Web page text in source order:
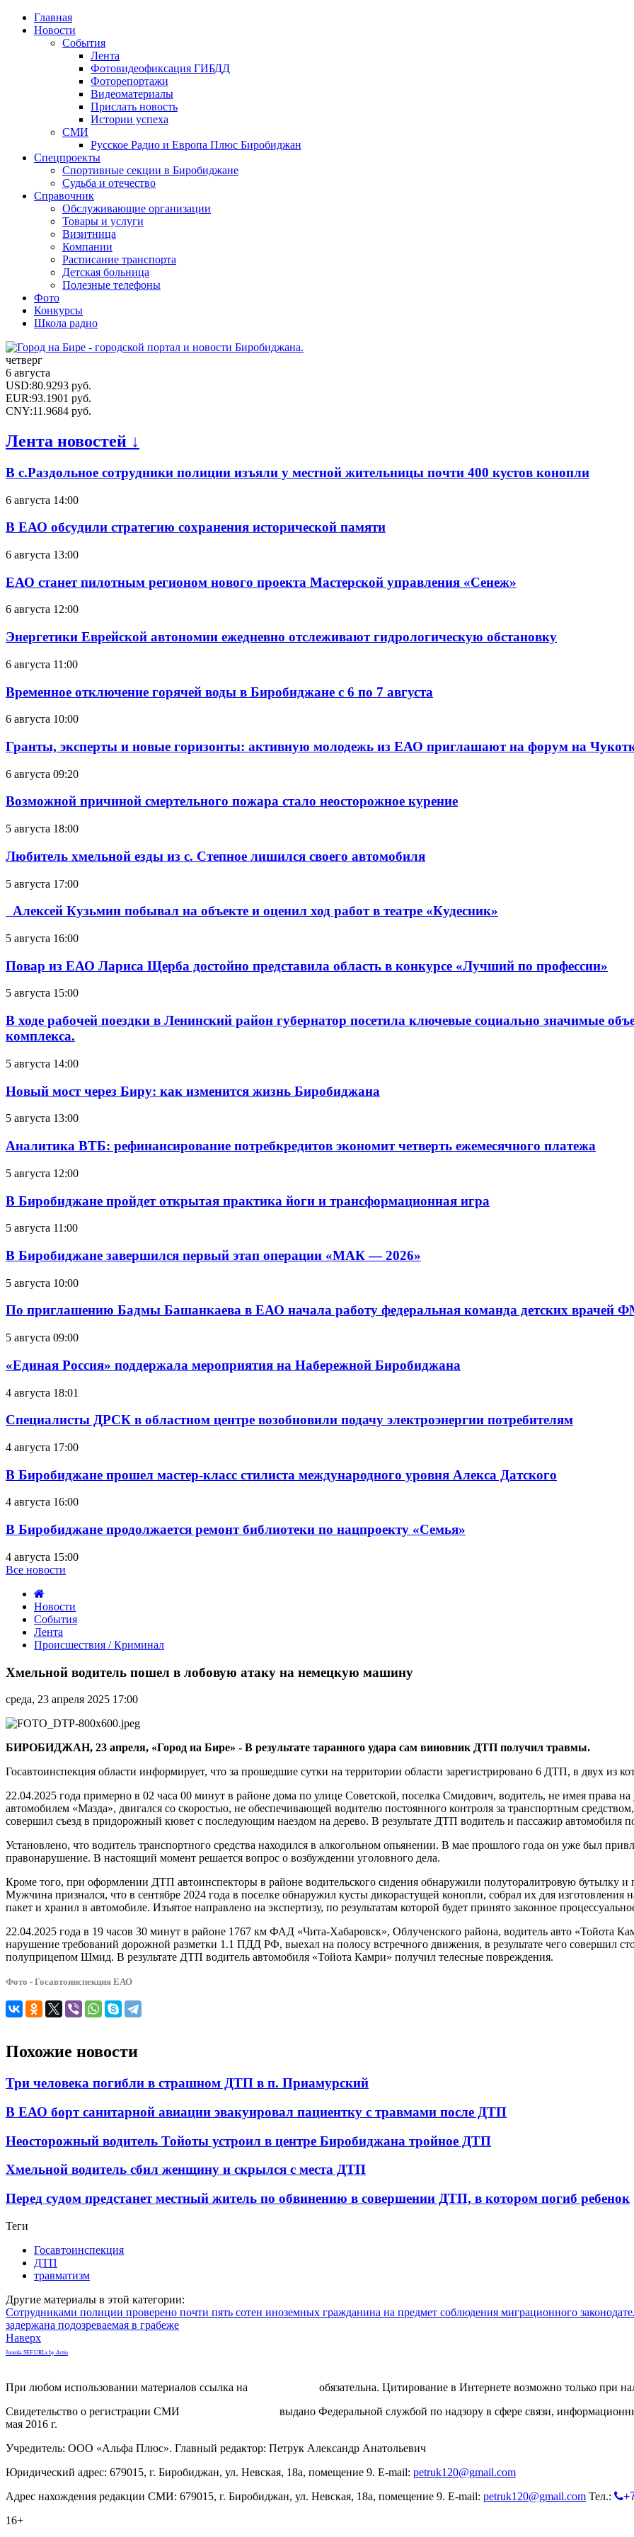
Главная
Новости
События
Лента
Фотовидеофиксация ГИБДД
Фоторепортажи
Видеоматериалы
Прислать новость
Истории успеха
СМИ
Русское Радио и Европа Плюс Биробиджан
Спецпроекты
Спортивные секции в Биробиджане
Судьба и отечество
Справочник
Обслуживающие организации
Товары и услуги
Визитница
Компании
Расписание транспорта
Детская больница
Полезные телефоны
Фото
Конкурсы
Школа радио
четверг
6 августа
USD:80.9293 руб.
EUR:93.1901 руб.
CNY:11.9684 руб.
Лента новостей ↓
В с.Раздольное сотрудники полиции изъяли у местной жительницы почти 400 кустов конопли
6 августа 14:00
В ЕАО обсудили стратегию сохранения исторической памяти
6 августа 13:00
ЕАО станет пилотным регионом нового проекта Мастерской управления «Сенеж»
6 августа 12:00
Энергетики Еврейской автономии ежедневно отслеживают гидрологическую обстановку
6 августа 11:00
Временное отключение горячей воды в Биробиджане с 6 по 7 августа
6 августа 10:00
Гранты, эксперты и новые горизонты: активную молодежь из ЕАО приглашают на форум на
6 августа 09:20
Возможной причиной смертельного пожара стало неосторожное курение
5 августа 18:00
Любитель хмельной езды из с. Степное лишился своего автомобиля
5 августа 17:00
Алексей Кузьмин побывал на объекте и оценил ход работ в театре «Кудесник»
5 августа 16:00
Повар из ЕАО Лариса Щерба достойно представила область в конкурсе «Лучший по профессии»
5 августа 15:00
В ходе рабочей поездки в Ленинский район губернатор посетила ключевые социально значимые
комплекса.
5 августа 14:00
Новый мост через Биру: как изменится жизнь Биробиджана
5 августа 13:00
Аналитика ВТБ: рефинансирование потребкредитов экономит четверть ежемесячного платежа
5 августа 12:00
В Биробиджане пройдет открытая практика йоги и трансформационная игра
5 августа 11:00
В Биробиджане завершился первый этап операции «МАК — 2026»
5 августа 10:00
По приглашению Бадмы Башанкаева в ЕАО начала работу федеральная команда детских врачей
5 августа 09:00
«Единая Россия» поддержала мероприятия на Набережной Биробиджана
4 августа 18:01
Специалисты ДРСК в областном центре возобновили подачу электроэнергии потребителям
4 августа 17:00
В Биробиджане прошел мастер-класс стилиста международного уровня Алекса Датского
4 августа 16:00
В Биробиджане продолжается ремонт библиотеки по нацпроекту «Семья»
4 августа 15:00
Все новости
Новости
События
Лента
Происшествия / Криминал
водитель
в
лобовую
атаку
немецкую
Хмельной водитель пошел в лобовую атаку на немецкую машину
среда, 23 апреля 2025 17:00
БИРОБИДЖАН, 23 апреля, «Город на Бире» - В результате таранного удара сам виновник ДТП получил травмы.
Госавтоинспекция области информирует, что за прошедшие сутки на территории области зарегистрировано 6 ДТП, в двух из
22.04.2025 года примерно в 02 часа 00 минут в районе дома по улице Советской, поселка Смидович, водитель, не имея права
автомобилем «Мазда», двигался со скоростью, не обеспечивающей водителю постоянного контроля за транспортным
совершил съезд в придорожный кювет с последующим наездом на дерево. В результате ДТП водитель и пассажир автомобиля
Установлено, что водитель транспортного средства находился в алкогольном опьянении. В мае прошлого года он уже был
правонарушение. В настоящий момент решается вопрос о возбуждении уголовного дела.
Кроме того, при оформлении ДТП автоинспекторы в районе водительского сидения обнаружили полуторалитровую бутылку и
Мужчина признался, что в сентябре 2024 года в поселке обнаружил кусты дикорастущей конопли, собрал их для изготовления
пакет и хранил в автомобиле. Изъятое направлено на экспертизу, по результатам которой будет принято законное
22.04.2025 года в 19 часов 30 минут в районе 1767 км ФАД «Чита-Хабаровск», Облученского района, водитель авто «Тойота
нарушение требований дорожной разметки 1.1 ПДД РФ, выехал на полосу встречного движения, в результате чего совершил
полуприцепом Шмид. В результате ДТП водитель автомобиля «Тойота Камри» получил телесные повреждения.
Фото - Госавтоинспекция ЕАО
Похожие новости
Три человека погибли в страшном ДТП в п. Приамурский
В ЕАО борт санитарной авиации эвакуировал пациентку с травмами после ДТП
Неосторожный водитель Тойоты устроил в центре Биробиджана тройное ДТП
Хмельной водитель сбил женщину и скрылся с места ДТП
Перед судом предстанет местный житель по обвинению в совершении ДТП, в котором погиб ребенок
Теги
Госавтоинспекция
ДТП
травматизм
Другие материалы в этой категории:
Сотрудниками полиции проверено почти пять сотен иноземных гражданина на предмет соблюдения миграционного
задержана подозреваемая в грабеже
Наверх
Joomla SEF URLs by Artio
При любом использовании материалов ссылка на
обязательна. Цитирование в Интернете возможно только при
Свидетельство о регистрации СМИ
выдано Федеральной службой по надзору в сфере связи,
мая 2016 г.
Учредитель: ООО «Альфа Плюс». Главный редактор: Петрук Александр Анатольевич
Юридический адрес: 679015, г. Биробиджан, ул. Невская, 18а, помещение 9. E-mail: petruk120@gmail.com
Адрес нахождения редакции СМИ: 679015, г. Биробиджан, ул. Невская, 18а, помещение 9. E-mail: petruk120@gmail.com Тел.:
16+